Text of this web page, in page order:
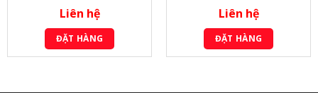
Liên hệ
ĐẶT HÀNG
Liên hệ
ĐẶT HÀNG